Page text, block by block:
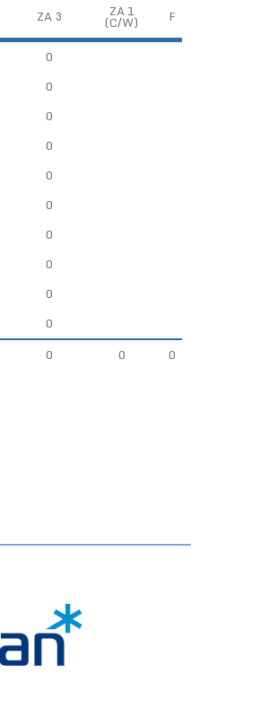
ZA 3 ZA 1
(C/W) F
0
0
0
0
0
0
0
0
0
0
0 0 0